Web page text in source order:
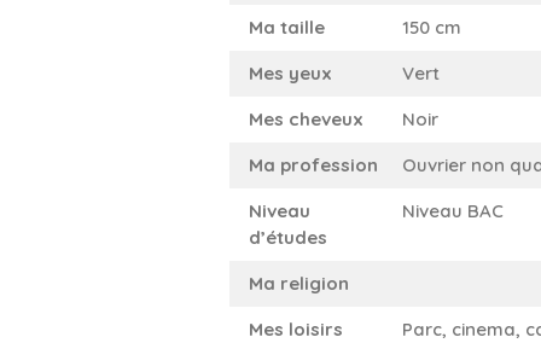
Ma taille
150 cm
Mes yeux
Vert
Mes cheveux
Noir
Ma profession
Ouvrier non
Niveau
d’études
Niveau BAC
Ma religion
Mes loisirs
Parc, cinema,